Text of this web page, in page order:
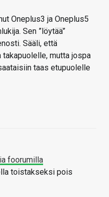
Oneplus3 ja Oneplus5
Sen ”löytää”
Sääli, että
mutta jospa
taas etupuolelle
foorumilla
toistakseksi pois